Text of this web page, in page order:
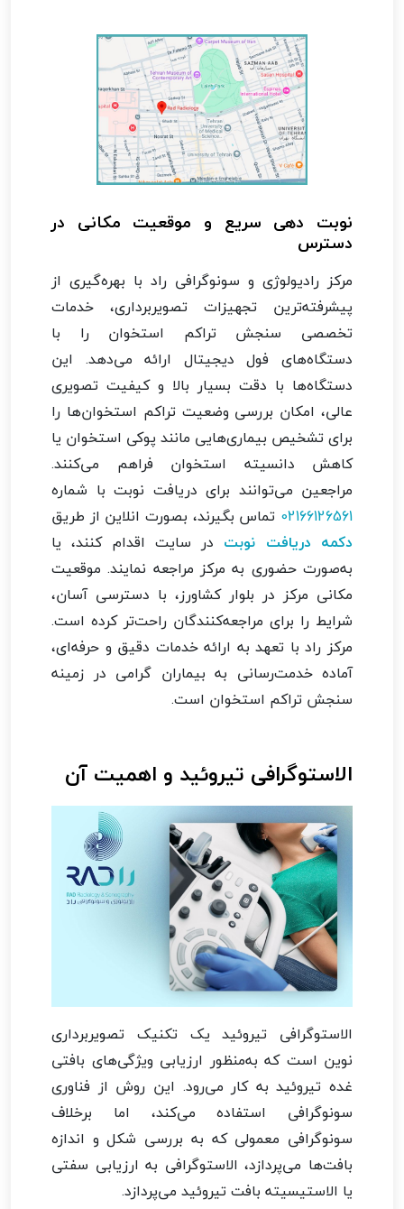
نوبت دهی سریع و موقعیت مکانی در
دسترس
مرکز رادیولوژی و سونوگرافی راد با بهره‌گیری از
پیشرفته‌ترین تجهیزات تصویربرداری، خدمات
تخصصی سنجش تراکم استخوان را با
دستگاه‌های فول دیجیتال ارائه می‌دهد. این
دستگاه‌ها با دقت بسیار بالا و کیفیت تصویری
عالی، امکان بررسی وضعیت تراکم استخوان‌ها را
برای تشخیص بیماری‌هایی مانند پوکی استخوان یا
کاهش دانسیته استخوان فراهم می‌کنند.
مراجعین می‌توانند برای دریافت نوبت با شماره
02166126561 تماس بگیرند، بصورت انلاین از طریق
دکمه دریافت نوبت در سایت اقدام کنند، یا
به‌صورت حضوری به مرکز مراجعه نمایند. موقعیت
مکانی مرکز در بلوار کشاورز، با دسترسی آسان،
شرایط را برای مراجعه‌کنندگان راحت‌تر کرده است.
مرکز راد با تعهد به ارائه خدمات دقیق و حرفه‌ای،
آماده خدمت‌رسانی به بیماران گرامی در زمینه
سنجش تراکم استخوان است.
الاستوگرافی تیروئید و اهمیت آن
الاستوگرافی تیروئید یک تکنیک تصویربرداری
نوین است که به‌منظور ارزیابی ویژگی‌های بافتی
غده تیروئید به کار می‌رود. این روش از فناوری
سونوگرافی استفاده می‌کند، اما برخلاف
سونوگرافی معمولی که به بررسی شکل و اندازه
بافت‌ها می‌پردازد، الاستوگرافی به ارزیابی سفتی
یا الاستیسیته بافت تیروئید می‌پردازد.